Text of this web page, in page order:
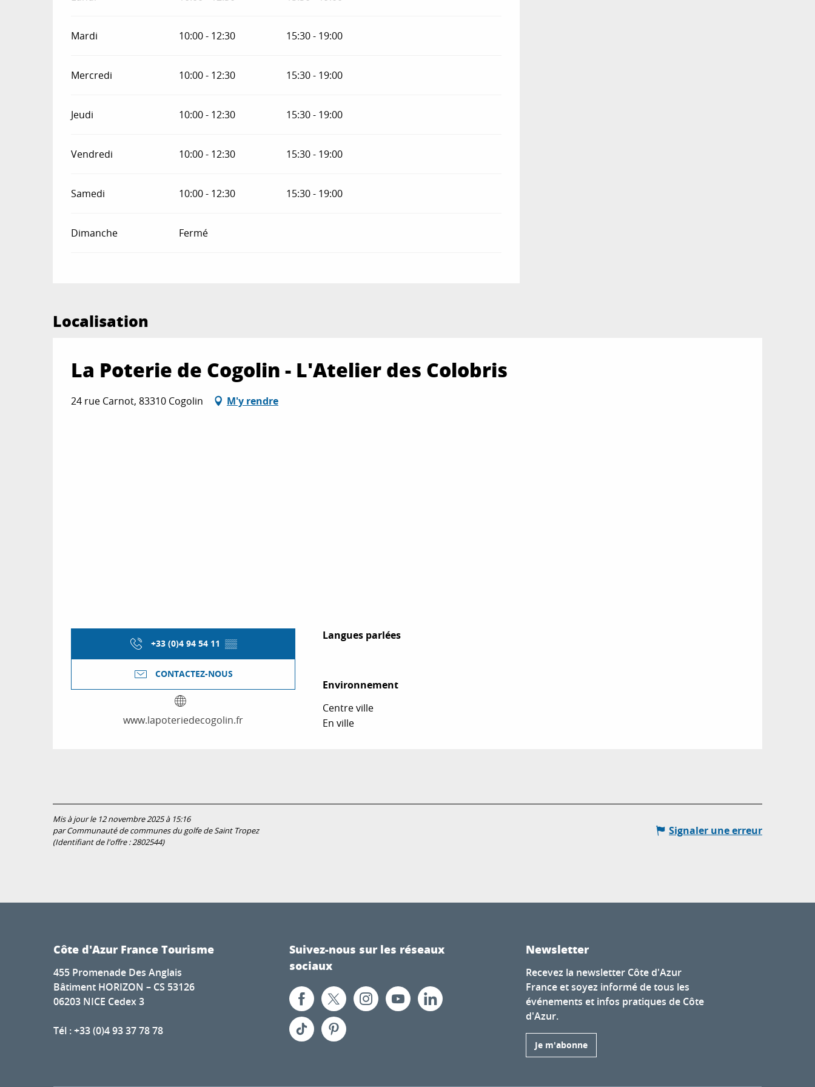
Mardi 10:00 - 12:30 15:30 - 19:00
Mercredi 10:00 - 12:30 15:30 - 19:00
Jeudi 10:00 - 12:30 15:30 - 19:00
Vendredi 10:00 - 12:30 15:30 - 19:00
Samedi 10:00 - 12:30 15:30 - 19:00
Dimanche Fermé
Localisation
La Poterie de Cogolin - L'Atelier des Colobris
24 rue Carnot, 83310 Cogolin M'y rendre
+33 (0)4 94 54 11 ▒▒
CONTACTEZ-NOUS
www.lapoteriedecogolin.fr
Langues parlées
Langues parlées
Environnement
Environnement
Centre ville
En ville
Mis à jour le 12 novembre 2025 à 15:16
par Communauté de communes du golfe de Saint Tropez
(Identifiant de l'offre :2802544)
Signaler une erreur
Côte d'Azur France Tourisme
455 Promenade Des Anglais
Bâtiment HORIZON – CS 53126
06203 NICE Cedex 3
Tél : +33 (0)4 93 37 78 78
Suivez-nous sur les réseaux
sociaux
Newsletter
Recevez la newsletter Côte d'Azur
France et soyez informé de tous les
événements et infos pratiques de Côte
d'Azur.
Je m'abonne